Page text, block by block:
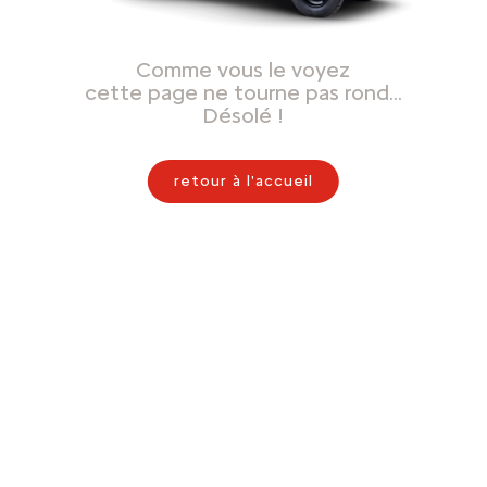
Comme vous le voyez
cette page ne tourne pas rond…
Désolé !
retour à l'accueil